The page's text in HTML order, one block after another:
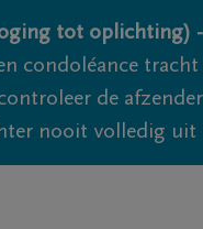
tot oplichting) -
condoléance
de
nooit volledig uit